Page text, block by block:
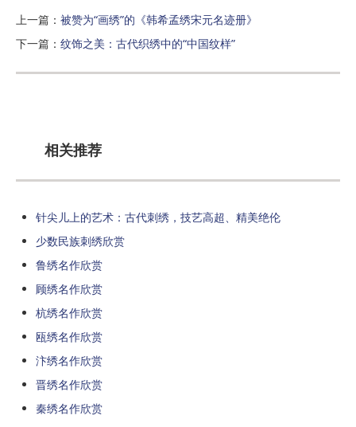
上一篇： 被赞为“画绣”的《韩希孟绣宋元名迹册》
下一篇： 纹饰之美：古代织绣中的“中国纹样”
相关推荐
针尖儿上的艺术：古代刺绣，技艺高超、精美绝伦
少数民族刺绣欣赏
鲁绣名作欣赏
顾绣名作欣赏
杭绣名作欣赏
瓯绣名作欣赏
汴绣名作欣赏
晋绣名作欣赏
秦绣名作欣赏